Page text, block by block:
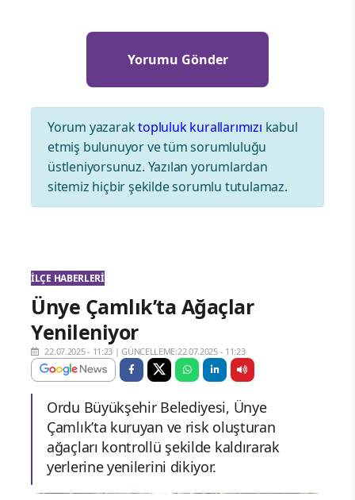
Yorum yazaraktopluluk kurallarımızı kabul
etmiş bulunuyor ve tüm sorumluluğu
üstleniyorsunuz. Yazılan yorumlardan
sitemiz hiçbir şekilde sorumlu tutulamaz.
İLÇE HABERLERI
Ünye Çamlık’ta Ağaçlar
Yenileniyor
22.07.2025 - 11:23 |GÜNCELLEME:22.07.2025 - 11:23
Ordu Büyükşehir Belediyesi, Ünye
Çamlık’ta kuruyan ve risk oluşturan
ağaçları kontrollü şekilde kaldırarak
yerlerine yenilerini dikiyor.